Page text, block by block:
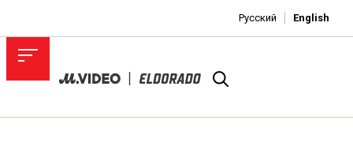
Русский English